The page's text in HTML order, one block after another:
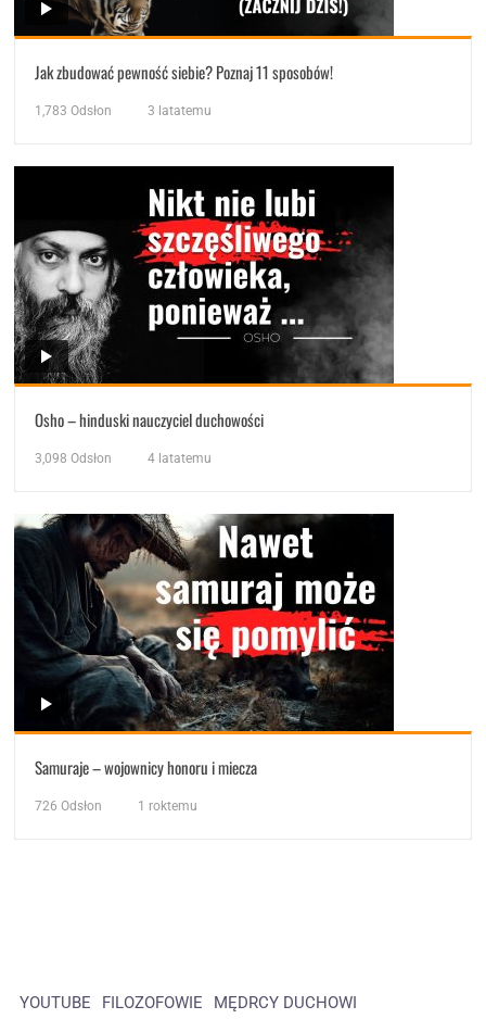
Jak zbudować pewność siebie? Poznaj 11 sposobów!
1,783 Odsłon 3 latatemu
Osho – hinduski nauczyciel duchowości
3,098 Odsłon 4 latatemu
Samuraje – wojownicy honoru i miecza
726 Odsłon 1 roktemu
YOUTUBE FILOZOFOWIE MĘDRCY DUCHOWI